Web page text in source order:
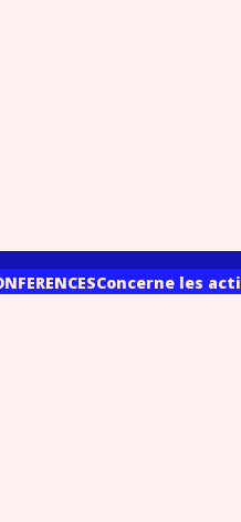
Concerne les